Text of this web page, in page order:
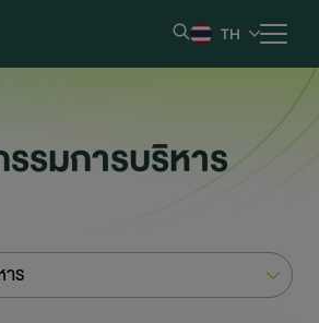
TH
ะรายงาน
รมการบริหาร
ร